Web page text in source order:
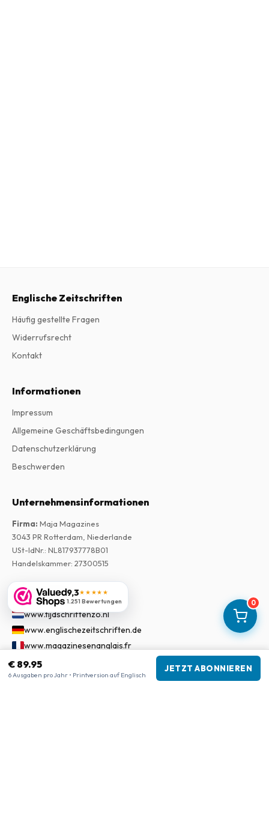
0
€ 89.95
6 Ausgaben pro Jahr • Printversion auf Englisch
JETZT ABONNIEREN
9,3★★★★★
1.251 Bewertungen
Englische Zeitschriften
Häufig gestellte Fragen
Widerrufsrecht
Kontakt
Informationen
Impressum
Allgemeine Geschäftsbedingungen
Datenschutzerklärung
Beschwerden
Unternehmensinformationen
Firma: Maja Magazines
3043 PR Rotterdam, Niederlande
USt-IdNr.: NL817937778B01
Handelskammer: 27300515
Unsere Shops
www.tijdschriftenzo.nl
www.englischezeitschriften.de
www.magazinesenanglais.fr
www.rivisteininglese.it
www.papermagazines.com